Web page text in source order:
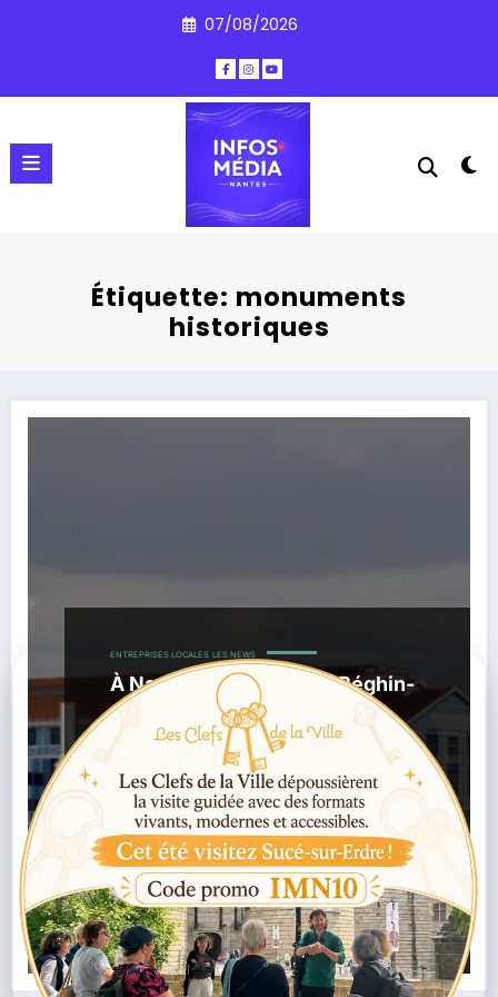
07/08/2026
Étiquette: monuments
historiques
ENTREPRISES LOCALES LES NEWS
À Nantes, l’usine bleue Béghin-
Say protégée au titre des
monuments historiques
06/05/2026 Île De Nantes,Loire-Atlantique
Monuments Historiques, Patrimoine Industriel, Raffinerie
Sucre,Tereos, Usine Béghin-Say Nantes,Usine Bleue
Nantes
Lire la suite